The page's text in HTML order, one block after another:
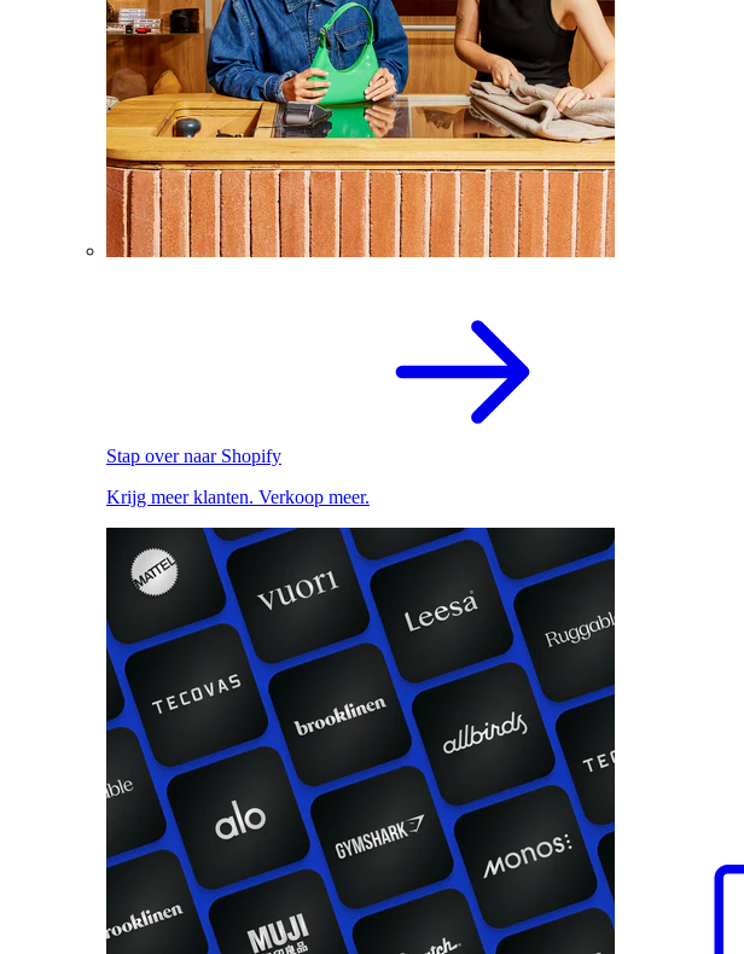
Stap over naar Shopify
Krijg meer klanten. Verkoop meer.